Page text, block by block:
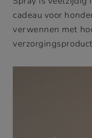
cadeau voor
verwennen met